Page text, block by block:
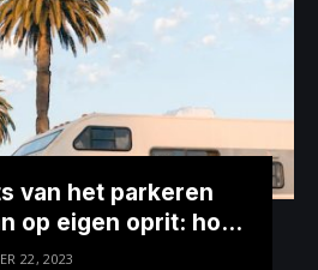
van het parkeren
op eigen oprit: hoe
22, 2023